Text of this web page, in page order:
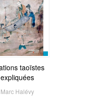
taoïstes
expliquées
Marc Halévy